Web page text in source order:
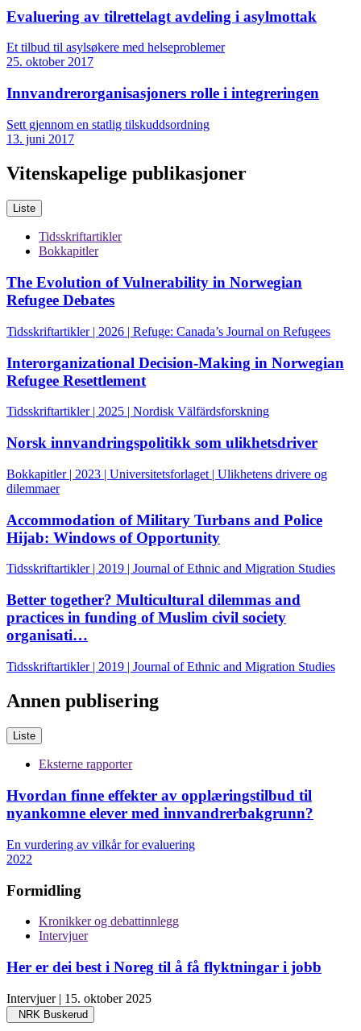
Evaluering av tilrettelagt avdeling i asylmottak
Et tilbud til asylsøkere med helseproblemer
25. oktober 2017
Innvandrerorganisasjoners rolle i integreringen
Sett gjennom en statlig tilskuddsordning
13. juni 2017
Vitenskapelige publikasjoner
Liste
Tidsskriftartikler
Bokkapitler
The Evolution of Vulnerability in Norwegian
Refugee Debates
Tidsskriftartikler | 2026 | Refuge: Canada’s Journal on Refugees
Interorganizational Decision-Making in Norwegian
Refugee Resettlement
Tidsskriftartikler | 2025 | Nordisk Välfärdsforskning
Norsk innvandringspolitikk som ulikhetsdriver
Bokkapitler | 2023 | Universitetsforlaget | Ulikhetens drivere og
dilemmaer
Accommodation of Military Turbans and Police
Hijab: Windows of Opportunity
Tidsskriftartikler | 2019 | Journal of Ethnic and Migration Studies
Better together? Multicultural dilemmas and
practices in funding of Muslim civil society
organisati…
Tidsskriftartikler | 2019 | Journal of Ethnic and Migration Studies
Annen publisering
Liste
Eksterne rapporter
Hvordan finne effekter av opplæringstilbud til
nyankomne elever med innvandrerbakgrunn?
En vurdering av vilkår for evaluering
2022
Formidling
Kronikker og debattinnlegg
Intervjuer
Her er dei best i Noreg til å få flyktningar i jobb
Intervjuer | 15. oktober 2025
NRK Buskerud